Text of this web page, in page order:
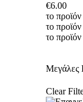
€6.00
το
το
το
Μεγάλες
Clear